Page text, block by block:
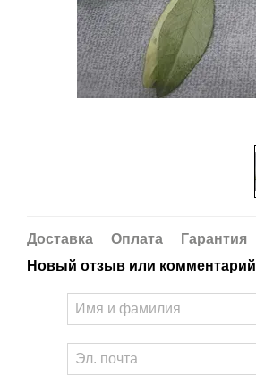
Доставка Оплата
Гарантия
Новый отзыв или комментарий